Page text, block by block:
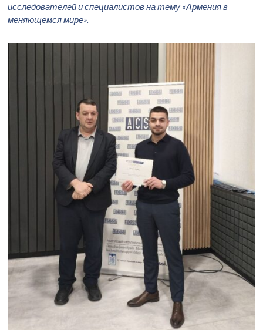
исследователей и специалистов на тему «Армения в
меняющемся мире».